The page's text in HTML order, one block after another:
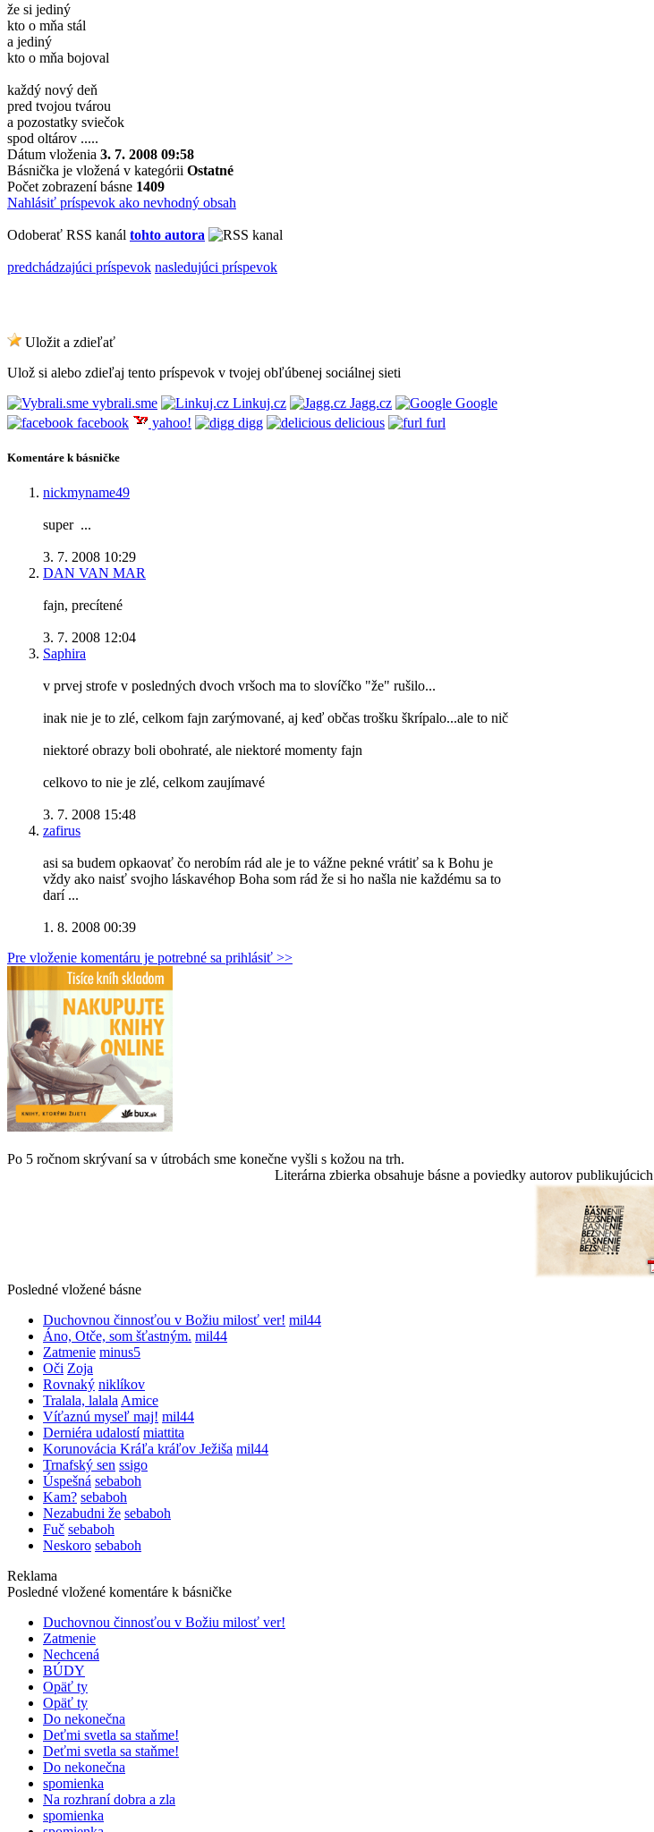
že si jediný
kto o mňa stál
a jediný
kto o mňa bojoval
každý nový deň
pred tvojou tvárou
a pozostatky sviečok
spod oltárov .....
Dátum vloženia 3. 7. 2008 09:58
Básnička je vložená v kategórii Ostatné
Počet zobrazení básne 1409
Nahlásiť príspevok ako nevhodný obsah
Odoberať RSS kanál tohto autora
predchádzajúci príspevok nasledujúci príspevok
Uložit a zdieľať
Ulož si alebo zdieľaj tento príspevok v tvojej obľúbenej sociálnej sieti
vybrali.sme
Linkuj.cz Jagg.cz
Google
facebook
yahoo! digg delicious furl
Komentáre k básničke
nickmyname49
super ...
3. 7. 2008 10:29
DAN VAN MAR
fajn, precítené
3. 7. 2008 12:04
Saphira
v prvej strofe v posledných dvoch vršoch ma to slovíčko "že" rušilo...
inak nie je to zlé, celkom fajn zarýmované, aj keď občas trošku škrípalo...ale to nič
niektoré obrazy boli obohraté, ale niektoré momenty fajn
celkovo to nie je zlé, celkom zaujímavé
3. 7. 2008 15:48
zafirus
asi sa budem opkaovať čo nerobím rád ale je to vážne pekné vrátiť sa k Bohu je
vždy ako naisť svojho láskavéhop Boha som rád že si ho našla nie každému sa to
darí ...
1. 8. 2008 00:39
Pre vloženie komentáru je potrebné sa prihlásiť >>
Po 5 ročnom skrývaní sa v útrobách sme konečne vyšli s kožou na trh.
Literárna zbierka obsahuje básne a poviedky autorov
Posledné vložené básne
Duchovnou činnosťou v Božiu milosť ver! mil44
Áno, Otče, som šťastným. mil44
Zatmenie minus5
Oči Zoja
Rovnaký niklíkov
Tralala, lalala Amice
Víťaznú myseľ maj! mil44
Derniéra udalostí miattita
Korunovácia Kráľa kráľov Ježiša mil44
Trnafský sen ssigo
Úspešná sebaboh
Kam? sebaboh
Nezabudni že sebaboh
Fuč sebaboh
Neskoro sebaboh
Reklama
Posledné vložené komentáre k básničke
Duchovnou činnosťou v Božiu milosť ver!
Zatmenie
Nechcená
BÚDY
Opäť ty
Opäť ty
Do nekonečna
Deťmi svetla sa staňme!
Deťmi svetla sa staňme!
Do nekonečna
spomienka
Na rozhraní dobra a zla
spomienka